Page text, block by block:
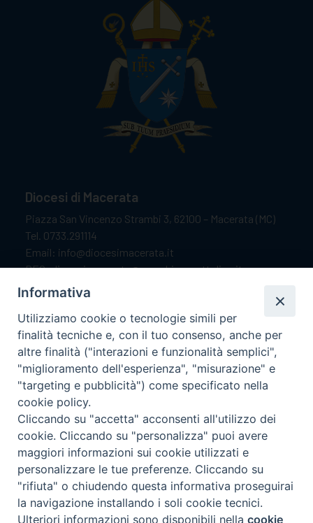
Diocesi di Macerata
Piazza San Vincenzo Strambi 3, 62100 – Macerata (MC)
Tel. 0733.291114
Email: info@diocesimacerata.it
PEC: diocesimacerata@pec.chiesacattolica.it
Comunicazioni urgenti WhatsApp:
Orari di apertura
Dal lunedì al sabato dalle 9.30 alle 12.00.
Il pomeriggio solo su appuntamento.
seguici su
Ricerca
per:
Preferenze Cookie
Informativa
Utilizziamo cookie o tecnologie simili per
finalità tecniche e, con il tuo consenso, anche per
altre finalità ("interazioni e funzionalità semplici",
"miglioramento dell'esperienza", "misurazione" e
"targeting e pubblicità") come specificato nella
cookie policy.
Cliccando su "accetta" acconsenti all'utilizzo dei
cookie. Cliccando su "personalizza" puoi avere
maggiori informazioni sui cookie utilizzati e
personalizzare le tue preferenze. Cliccando su
"rifiuta" o chiudendo questa informativa proseguirai
la navigazione installando i soli cookie tecnici.
Ulteriori informazioni sono disponibili nellacookie